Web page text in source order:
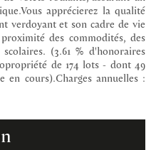
apprécierez la qualité
verdoyant et son cadre de vie
des commodités, des
(3.61 % d'honoraires
de 174 lots - dont 49
en cours).Charges annuelles :